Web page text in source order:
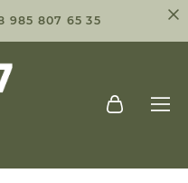
807 65 35